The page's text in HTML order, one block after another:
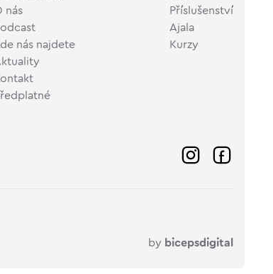
nás
nás najdete
Příslušenství
Ajala
Kurzy
by bicepsdigital